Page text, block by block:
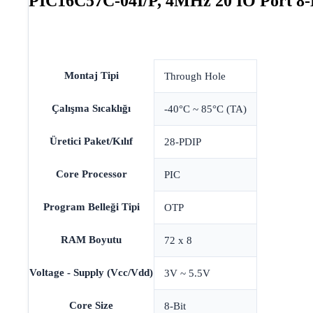
Montaj Tipi Through Hole
Çalışma Sıcaklığı -40°C ~ 85°C (TA)
Üretici Paket/Kılıf 28-PDIP
Core Processor PIC
Program Belleği Tipi OTP
RAM Boyutu 72 x 8
Voltage - Supply (Vcc/Vdd) 3V ~ 5.5V
Core Size 8-Bit